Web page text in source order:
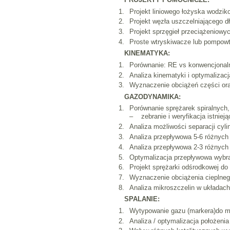
Projekt liniowego łożyska
Projekt węzła uszczelniającego
Projekt sprzęgieł
Proste wtryskiwacze lub
KINEMATYKA:
Porównanie: RE vs
Analiza kinematyki i
Wyznaczenie obciążeń części
GAZODYNAMIKA:
Porównanie sprężarek
– zebranie i weryfikacja
Analiza możliwości separacji
Analiza przepływowa 5-6
Analiza przepływowa 2-3
Optymalizacja przepływowa
Projekt sprężarki odśrodkowej
Wyznaczenie obciążenia
Analiza mikroszczelin w
SPALANIE:
Wytypowanie gazu (markera)do
Analiza / optymalizacja